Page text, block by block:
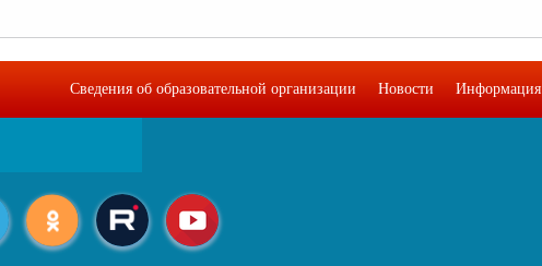
Сведения об образовательной организации Новости Информация